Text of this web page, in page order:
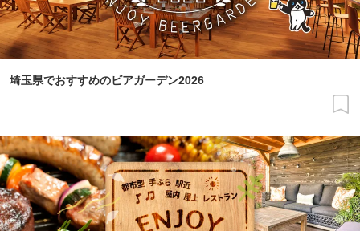
埼玉県でおすすめのビアガーデン2026